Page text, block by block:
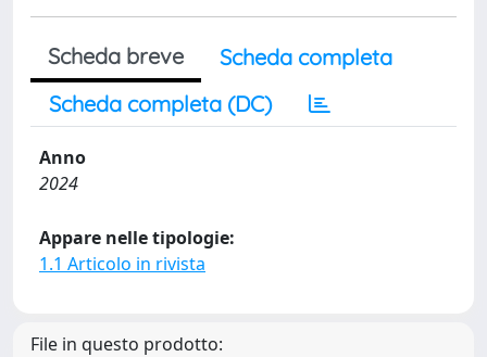
Scheda breve
Scheda completa
Scheda completa (DC)
Anno
2024
Appare nelle tipologie:
1.1 Articolo in rivista
File in questo prodotto: